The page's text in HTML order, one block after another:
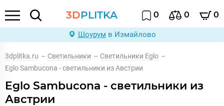
3DPLITKA 0 0 0
Шоурум в Измайлово
3dplitka.ru – Светильники – Светильники Eglo –
Eglo Sambucona - светильники из Австрии
Eglo Sambucona - светильники из
Австрии